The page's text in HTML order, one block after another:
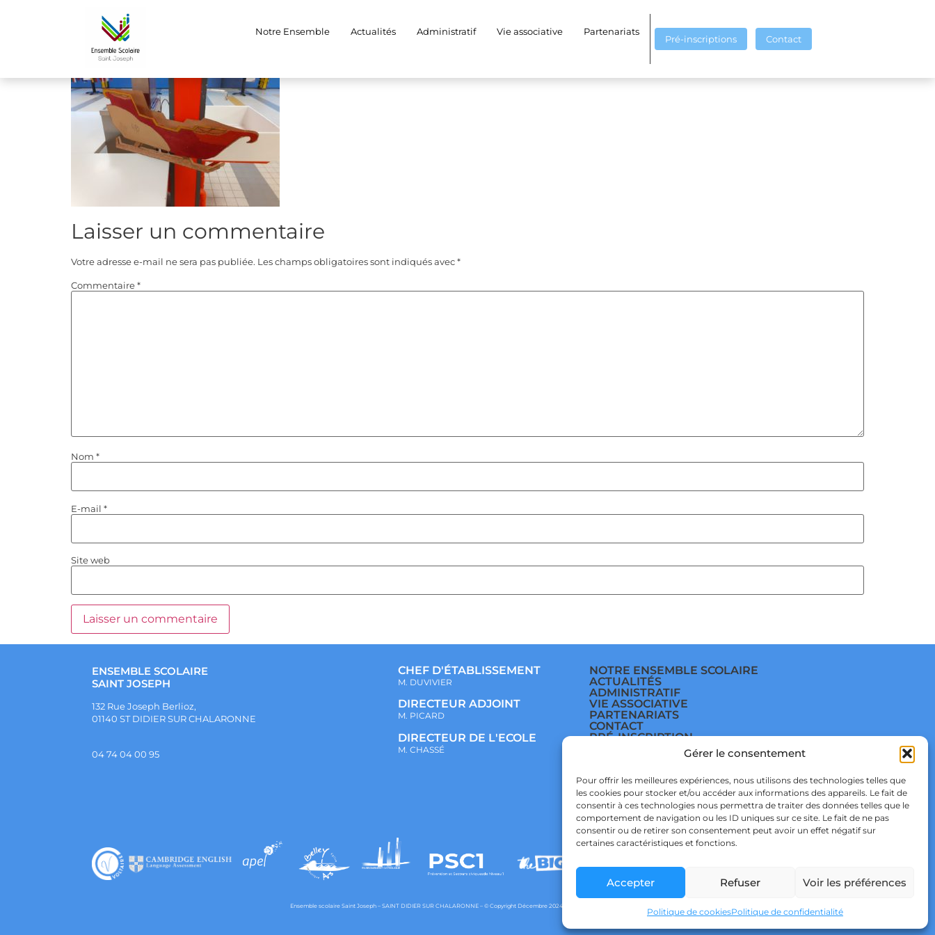
Gérer le consentement
Pour offrir les meilleures expériences, nous utilisons des technologies telles que
les cookies pour stocker et/ou accéder aux informations des appareils. Le fait de
consentir à ces technologies nous permettra de traiter des données telles que le
comportement de navigation ou les ID uniques sur ce site. Le fait de ne pas
consentir ou de retirer son consentement peut avoir un effet négatif sur
certaines caractéristiques et fonctions.
Accepter Refuser Voir les préférences
Politique de cookiesPolitique de confidentialité
Notre Ensemble Actualités Administratif Vie associative Partenariats
Pré-inscriptions Contact
IMG-20221212-WA0007
Laisser un commentaire
Votre adresse e-mail ne sera pas publiée. Les champs obligatoires sont indiqués avec*
Commentaire*
Nom *
E-mail *
Site web
ENSEMBLE SCOLAIRE
SAINT JOSEPH
132 Rue Joseph Berlioz,
01140 ST DIDIER SUR CHALARONNE
04 74 04 00 95
CHEF D'ÉTABLISSEMENT
M. DUVIVIER
DIRECTEUR ADJOINT
M. PICARD
DIRECTEUR DE L'ECOLE
M. CHASSÉ
NOTRE ENSEMBLE SCOLAIRE
ACTUALITÉS
ADMINISTRATIF
VIE ASSOCIATIVE
PARTENARIATS
CONTACT
PRÉ-INSCRIPTION
POLITIQUE DE
CONFIDENTIALITÉ & RGPD
POLITIQUE DE COOKIES
Ensemble scolaire Saint Joseph – SAINT DIDIER SUR CHALARONNE – © Copyright Décembre 2024 – Powered by